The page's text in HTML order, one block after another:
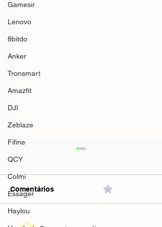
Gamesir
Lenovo
8bitdo
Anker
Tronsmart
Amazfit
DJI
Zeblaze
Fifine
QCY
Colmi
Essager
Haylou
Comentários